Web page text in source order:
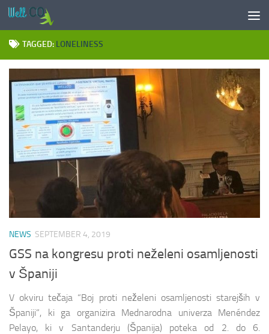
Skip to content
TAGGED: LONELINESS
NEWS SEPTEMBER 4, 2019
GSS na kongresu proti neželeni osamljenosti
v Španiji
V okviru tečaja “Boj proti neželeni osamljenosti starejših v
Španiji”, ki ga organizira Mednarodna univerza Menéndez
Pelayo, ki v Santanderju (Španija) poteka od 2. do 6.